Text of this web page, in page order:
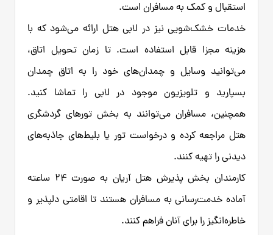
استقبال و کمک به مسافران است.
خدمات خشک‌شویی نیز در لابی هتل ارائه می‌شود که با
هزینه مجزا قابل استفاده است. تا زمان تحویل اتاق،
می‌توانید وسایل و چمدان‌های خود را به اتاق چمدان
بسپارید و تلویزیون موجود در لابی را تماشا کنید.
همچنین، مسافران می‌توانند به بخش تورهای گردشگری
هتل مراجعه کرده و درخواست تور یا بلیط‌های جاذبه‌های
دیدنی را تهیه کنند.
کارمندان بخش پذیرش هتل آریان به صورت ۲۴ ساعته
آماده خدمت‌رسانی به مسافران هستند تا اقامتی دلپذیر و
خاطره‌انگیز را برای آنان فراهم کنند.